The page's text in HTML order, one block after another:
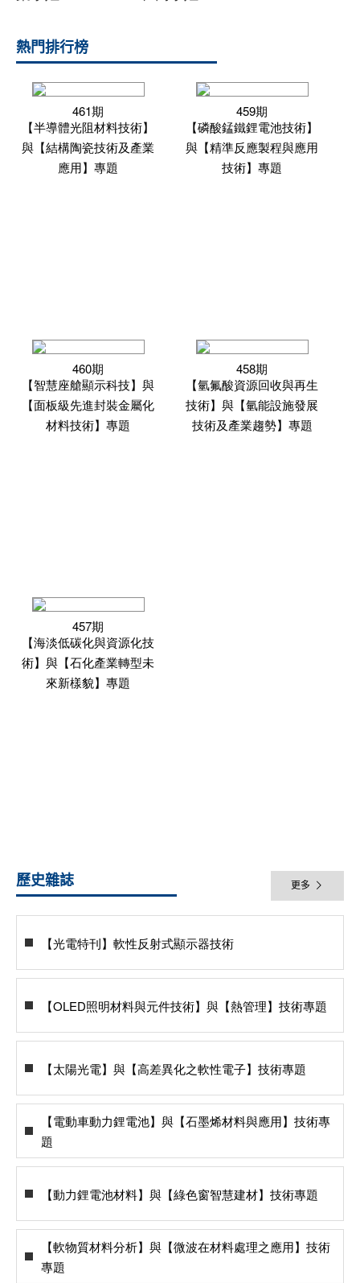
熱門排行榜
461期
【半導體光阻材料技術】
與【結構陶瓷技術及產業
應用】專題
459期
【磷酸錳鐵鋰電池技術】
與【精準反應製程與應用
技術】專題
460期
【智慧座艙顯示科技】與
【面板級先進封裝金屬化
材料技術】專題
458期
【氫氟酸資源回收與再生
技術】與【氫能設施發展
技術及產業趨勢】專題
457期
【海淡低碳化與資源化技
術】與【石化產業轉型未
來新樣貌】專題
歷史雜誌 更多
【光電特刊】軟性反射式顯示器技術
【OLED照明材料與元件技術】與【熱管理】技術專題
【太陽光電】與【高差異化之軟性電子】技術專題
【電動車動力鋰電池】與【石墨烯材料與應用】技術專
題
【動力鋰電池材料】與【綠色窗智慧建材】技術專題
【軟物質材料分析】與【微波在材料處理之應用】技術
專題